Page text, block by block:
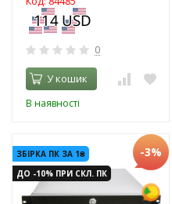
0
У кошик
В наявності
ЗБІРКА ПК ЗА 1₴
ДО -10% ПРИ СКЛ. ПК
-3%